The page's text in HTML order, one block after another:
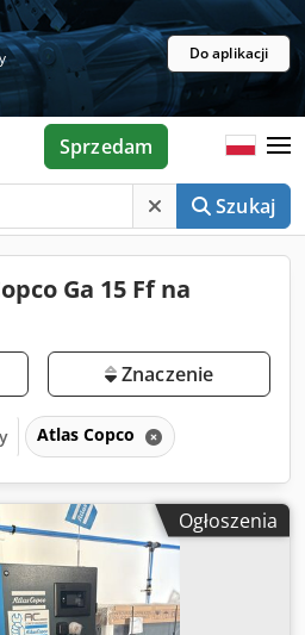
Do aplikacji
Szukaj
Sprzedam
Ga 15 Ff na
Znaczenie
Atlas Copco
Ogłoszenia